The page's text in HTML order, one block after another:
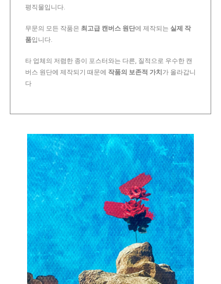
평직물입니다.
무문의 모든 작품은 최고급 캔버스 원단에 제작되는 실제 작
품입니다.
타 업체의 저렴한 종이 포스터와는 다른, 질적으로 우수한 캔
버스 원단에 제작되기 때문에 작품의 보존적 가치 가 올라갑니
다